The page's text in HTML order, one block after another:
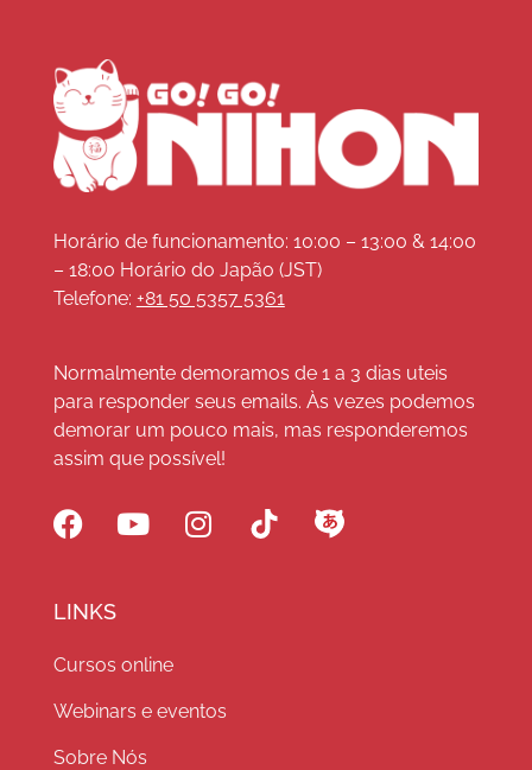
Horário de funcionamento: 10:00 – 13:00 & 14:00
– 18:00 Horário do Japão (JST)
Telefone: +81 50 5357 5361
Normalmente demoramos de 1 a 3 dias uteis
para responder seus emails. Às vezes podemos
demorar um pouco mais, mas responderemos
assim que possível!
LINKS
Cursos online
Webinars e eventos
Sobre Nós